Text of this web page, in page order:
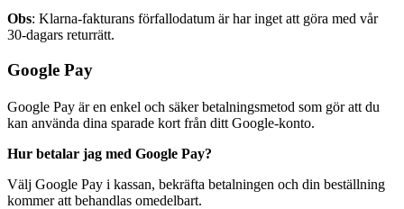
Obs: Klarna-fakturans förfallodatum är har inget att göra med vår
30-dagars returrätt.
Google Pay
Google Pay är en enkel och säker betalningsmetod som gör att du
kan använda dina sparade kort från ditt Google-konto.
Hur betalar jag med Google Pay?
Välj Google Pay i kassan, bekräfta betalningen och din beställning
kommer att behandlas omedelbart.